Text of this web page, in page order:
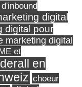
digital
digital pour
marketing digital
et
en
choeur